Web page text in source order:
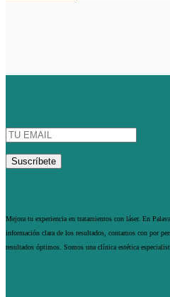
Mejora tu experiencia en tratamientos con láser. En
información clara de los resultados, contamos con por
resultados óptimos. Somos una clínica estética